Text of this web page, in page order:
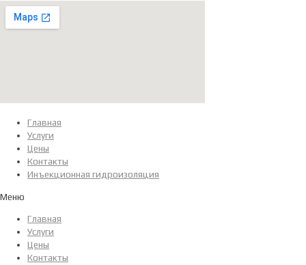
Главная
Услуги
Цены
Контакты
Инъекционная гидроизоляция
Меню
Главная
Услуги
Цены
Контакты